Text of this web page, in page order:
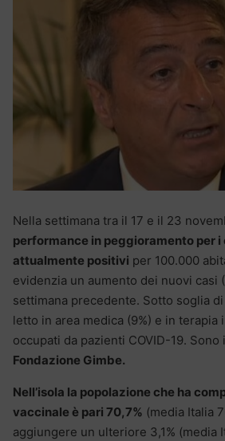
Nella settimana tra il 17 e il 23
performance in peggioramento per i
attualmente positivi per 100.000
evidenzia un aumento dei nuovi casi
settimana precedente. Sotto soglia
letto in area medica (9%) e in terapia
occupati da pazienti COVID-19.
Fondazione Gimbe.
Nell’isola la popolazione che ha
vaccinale è pari 70,7% (media Italia
aggiungere un ulteriore 3,1% (media